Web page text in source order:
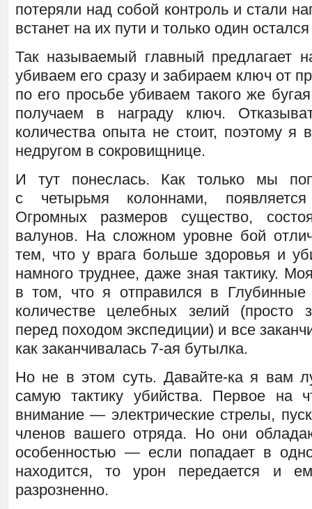
потеряли над собой контроль и стали
встанет на их пути и только один
Так называемый главный предлагает
убиваем его сразу и забираем ключ от
по его просьбе убиваем такого же
получаем в награду ключ.
количества опыта не стоит, поэтому я
недругом в сокровищнице.
И тут понеслась. Как только мы
с четырьмя колоннами,
Огромных размеров существо,
валунов. На сложном уровне бой
тем, что у врага больше здоровья и
намного труднее, даже зная тактику.
в том, что я отправился в
количестве целебных зелий (просто
перед походом экспедиции) и все
как заканчивалась 7-ая бутылка.
Но не в этом суть. Давайте-ка я вам
самую тактику убийства. Первое на
внимание — электрические стрелы,
членов вашего отряда. Но они
особенностью — если попадает в
находится, то урон передается и
разрозненно.